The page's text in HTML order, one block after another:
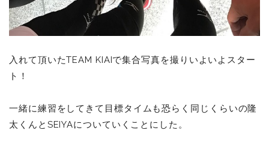
入れて頂いたTEAM KIAIで集合写真を撮りいよいよスター
ト！
一緒に練習をしてきて目標タイムも恐らく同じくらいの隆
太くんとSEIYAについていくことにした。